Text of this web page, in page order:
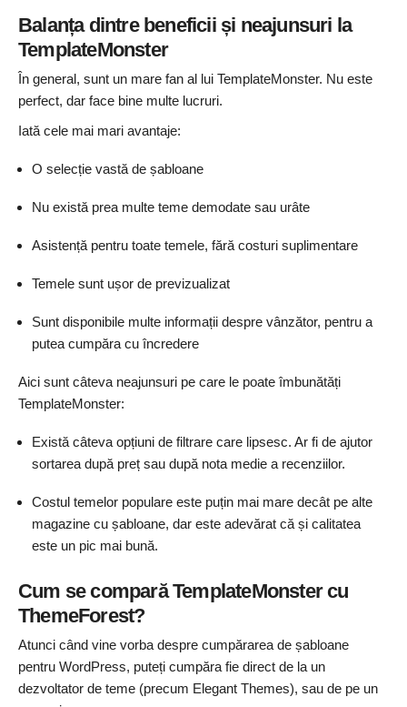
Balanța dintre beneficii și neajunsuri la
TemplateMonster
În general, sunt un mare fan al lui TemplateMonster. Nu este
perfect, dar face bine multe lucruri.
Iată cele mai mari avantaje:
O selecție vastă de șabloane
Nu există prea multe teme demodate sau urâte
Asistență pentru toate temele, fără costuri suplimentare
Temele sunt ușor de previzualizat
Sunt disponibile multe informații despre vânzător, pentru a
putea cumpăra cu încredere
Aici sunt câteva neajunsuri pe care le poate îmbunătăți
TemplateMonster:
Există câteva opțiuni de filtrare care lipsesc. Ar fi de ajutor
sortarea după preț sau după nota medie a recenziilor.
Costul temelor populare este puțin mai mare decât pe alte
magazine cu șabloane, dar este adevărat că și calitatea
este un pic mai bună.
Cum se compară TemplateMonster cu
ThemeForest?
Atunci când vine vorba despre cumpărarea de șabloane
pentru WordPress, puteți cumpăra fie direct de la un
dezvoltator de teme (precum Elegant Themes), sau de pe un